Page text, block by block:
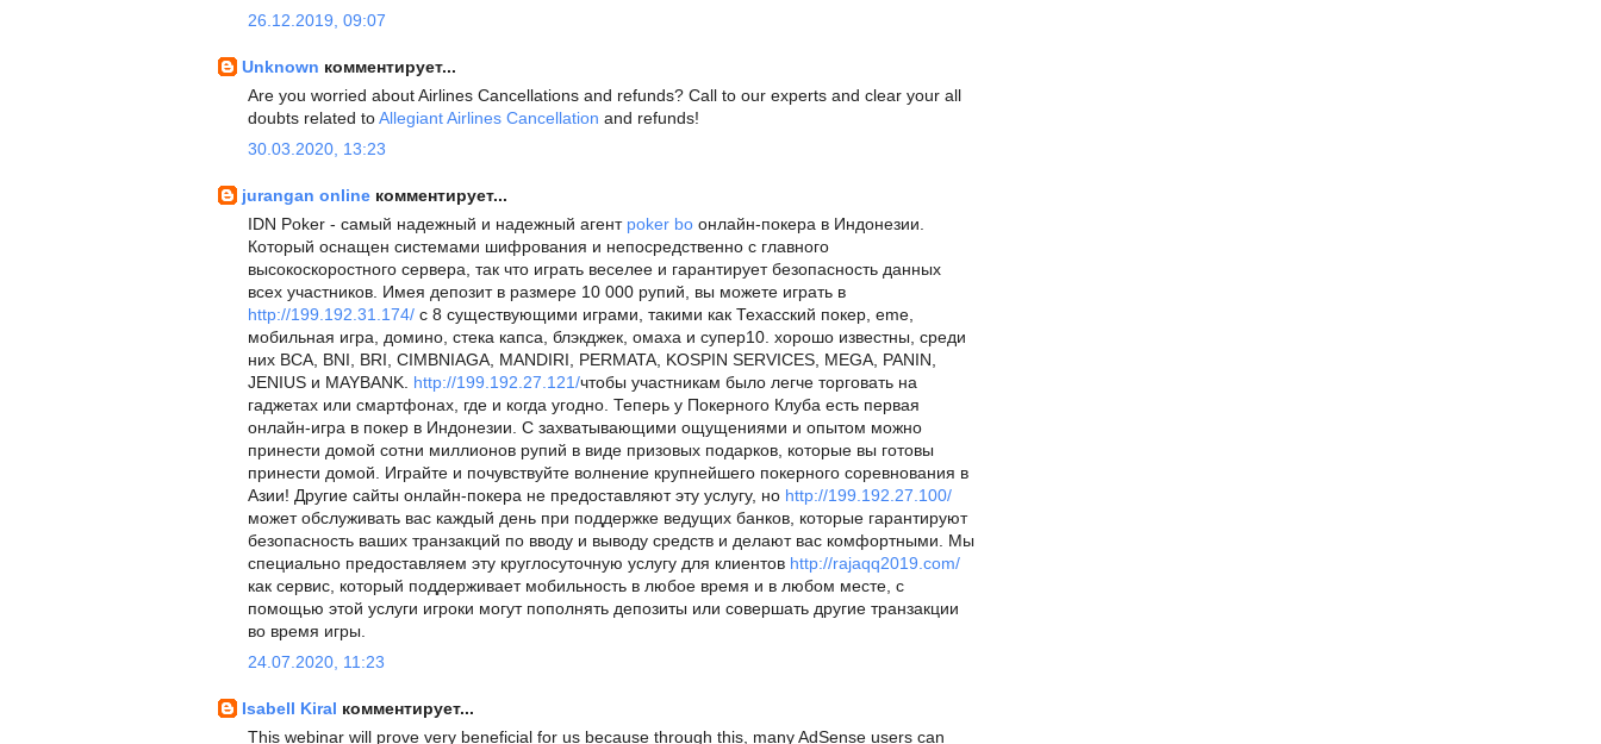
26.12.2019, 09:07
Unknown комментирует...
Are you worried about Airlines Cancellations and refunds? Call to our experts and clear your all
doubts related toAllegiant Airlines Cancellation and refunds!
30.03.2020, 13:23
jurangan online комментирует...
IDN Poker - самый надежный и надежный агент poker bo онлайн-покера в Индонезии.
Который оснащен системами шифрования и непосредственно с главного
высокоскоростного сервера, так что играть веселее и гарантирует безопасность данных
всех участников. Имея депозит в размере 10 000 рупий, вы можете играть в
http://199.192.31.174/ с 8 существующими играми, такими как Техасский покер, eme,
мобильная игра, домино, стека капса, блэкджек, омаха и супер10. хорошо известны, среди
них BCA, BNI, BRI, CIMBNIAGA, MANDIRI, PERMATA, KOSPIN SERVICES, MEGA, PANIN,
JENIUS и MAYBANK. http://199.192.27.121/чтобы участникам было легче торговать на
гаджетах или смартфонах, где и когда угодно. Теперь у Покерного Клуба есть первая
онлайн-игра в покер в Индонезии. С захватывающими ощущениями и опытом можно
принести домой сотни миллионов рупий в виде призовых подарков, которые вы готовы
принести домой. Играйте и почувствуйте волнение крупнейшего покерного соревнования в
Азии! Другие сайты онлайн-покера не предоставляют эту услугу, но http://199.192.27.100/
может обслуживать вас каждый день при поддержке ведущих банков, которые гарантируют
безопасность ваших транзакций по вводу и выводу средств и делают вас комфортными. Мы
специально предоставляем эту круглосуточную услугу для клиентов http://rajaqq2019.com/
как сервис, который поддерживает мобильность в любое время и в любом месте, с
помощью этой услуги игроки могут пополнять депозиты или совершать другие транзакции
во время игры.
24.07.2020, 11:23
Isabell Kiral комментирует...
This webinar will prove very beneficial for us because through this, many AdSense users can